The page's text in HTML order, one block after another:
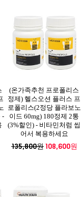
-
(온가족추천 프로폴리스
정제) 헬스오션 플러스 프
로폴리스(2정당 플라보노
이드 60mg) 180정제 2통
(3%할인) - 비타민처럼 씹
어서 복용하세요
135,800원108,600원